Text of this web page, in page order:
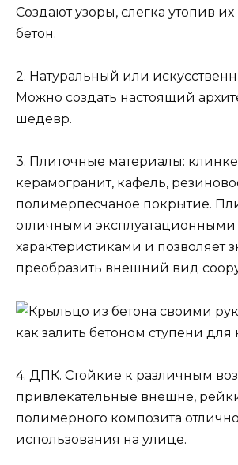
Создают узоры, слегка утопив
бетон.
2. Натуральный или
Можно создать настоящий
шедевр.
3. Плиточные материалы:
керамогранит, кафель,
полимерпесчаное покрытие.
отличными эксплуатационными
характеристиками и позволяет
преобразить внешний вид
4. ДПК. Стойкие к различным
привлекательные внешне,
полимерного композита
использования на улице.